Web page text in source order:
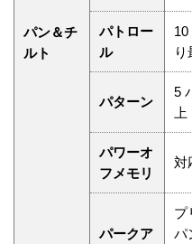
パン＆チ
ルト
パトロー
ル
パターン
5
上
パワーオ
フメモリ
対
パークア
プ
パ